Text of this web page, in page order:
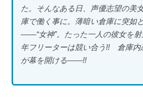
た。そんなある日、声優志望の美
庫で働く事に。薄暗い倉庫に突如
――“女神”。たった一人の彼女を
年フリーターは競い合う!! 倉庫内
が幕を開ける――!!